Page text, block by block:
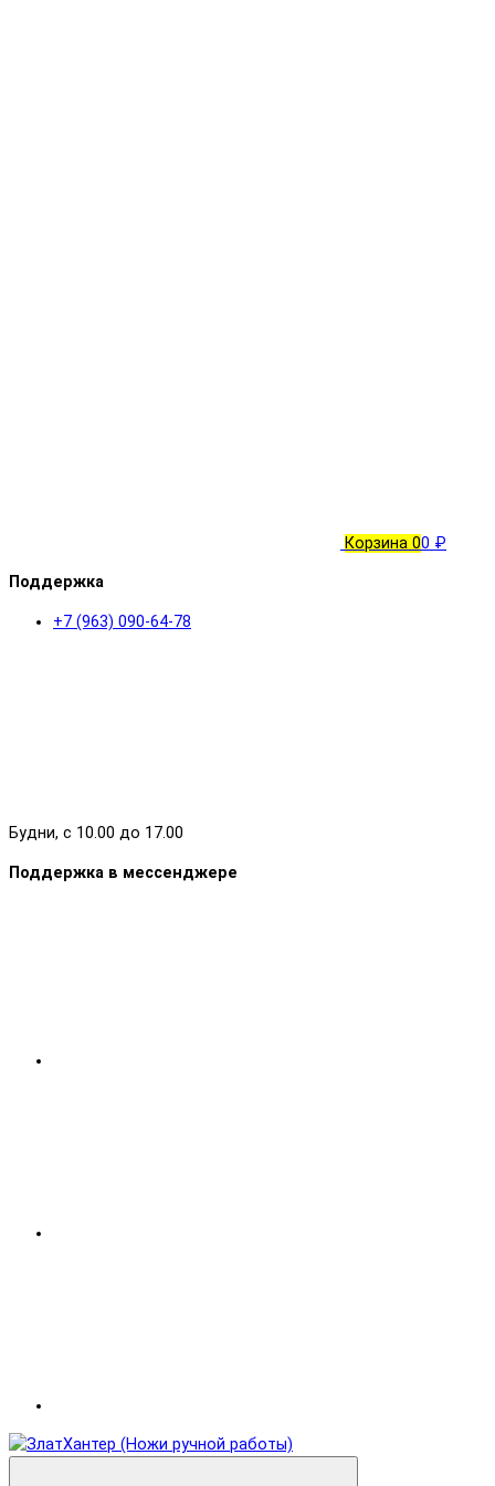
Корзина 00 ₽
Поддержка
+7 (963) 090-64-78
Будни, с 10.00 до 17.00
Поддержка в мессенджере